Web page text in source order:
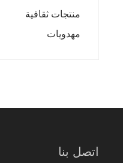
منتجات ثقافية
مهدويات
اتصل بنا